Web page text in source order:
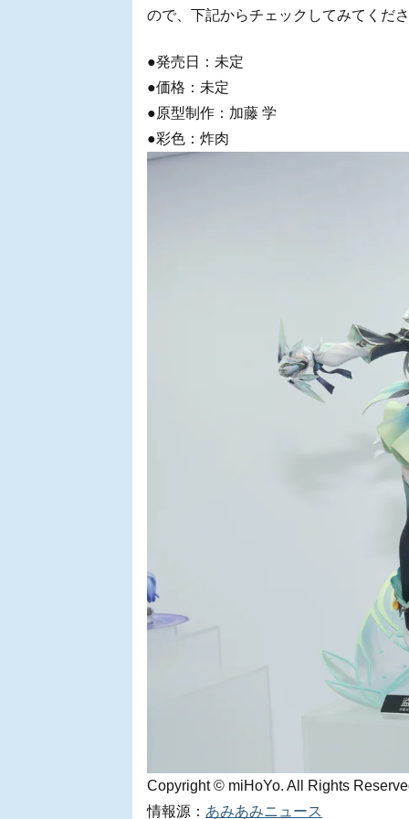
ので、下記からチェックしてみてくだ
●発売日：未定
●価格：未定
●原型制作：加藤 学
●彩色：炸肉
Copyright © miHoYo. All Rights
情報源： あみあみニュース